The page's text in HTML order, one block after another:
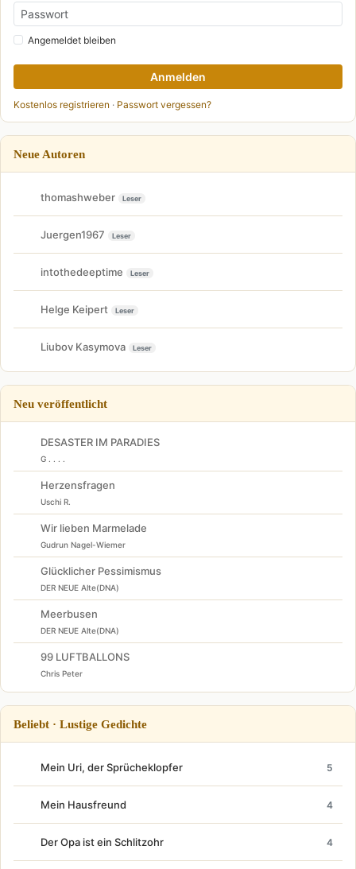
Angemeldet bleiben
Anmelden
Kostenlos registrieren · Passwort vergessen?
Neue Autoren
thomashweber Leser
Juergen1967 Leser
intothedeeptime Leser
Helge Keipert Leser
Liubov Kasymova Leser
Neu veröffentlicht
DESASTER IM PARADIES
G . . . .
Herzensfragen
Uschi R.
Wir lieben Marmelade
Gudrun Nagel-Wiemer
Glücklicher Pessimismus
DER NEUE Alte(DNA)
Meerbusen
DER NEUE Alte(DNA)
99 LUFTBALLONS
Chris Peter
Beliebt · Lustige Gedichte
Mein Uri, der Sprücheklopfer 5
Mein Hausfreund 4
Der Opa ist ein Schlitzohr 4